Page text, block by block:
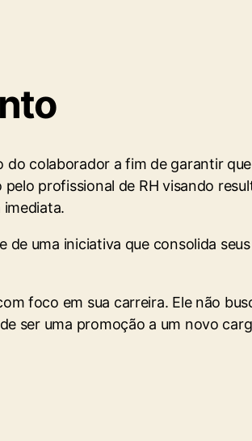
colaborador a fim de garantir
profissional de RH visando
uma iniciativa que consolida
foco em sua carreira. Ele não
ser uma promoção a um novo